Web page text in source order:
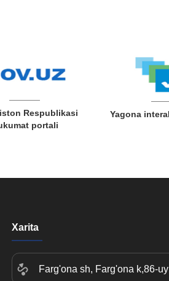
Yagona interaktiv xizmatlar
Xarita
Farg'ona sh, Farg'ona k,86-uy